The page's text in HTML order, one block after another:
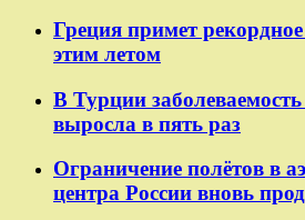
Греция примет
этим летом
В Турции
выросла в пять раз
Ограничение полётов в
центра России вновь